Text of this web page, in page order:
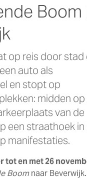
Boom
op reis door stad
auto als
en stopt op
midden op
van de
een straathoek in
manifestaties.
tot en met 26
Boomnaar